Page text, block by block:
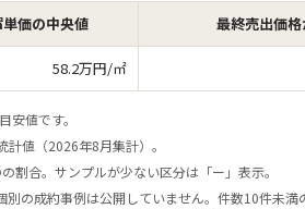
単価の中央値 最終売出価
58.2万円/㎡
値です。
値（2026年8月集計）。
割合。サンプルが少ない区分は「ー」表示。
の成約事例は公開していません。件数10件未